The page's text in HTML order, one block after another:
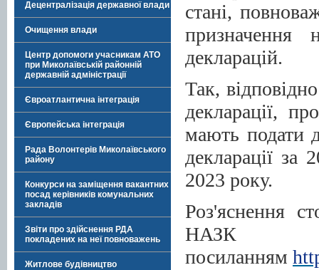
Децентралізація державної влади
Очищення влади
Центр допомоги учасникам АТО
при Миколаївській районній
державній адміністрації
Євроатлантична інтеграція
Європейська інтеграція
Рада Волонтерів Миколаївського
району
Конкурси на заміщення вакантних
посад керівників комунальних
закладів
Звіти про здійснення РДА
покладених на неї повноважень
Житлове будівництво
стані,
призначення
декларацій.
Так,
декларації,
мають подати
декларації за
2023 року.
Роз'яснення
посиланням